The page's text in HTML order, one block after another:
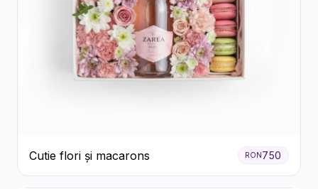
Cutie flori și macarons RON 750